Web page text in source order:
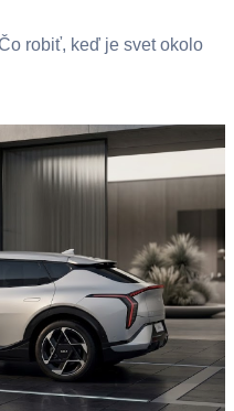
robiť, keď je svet okolo